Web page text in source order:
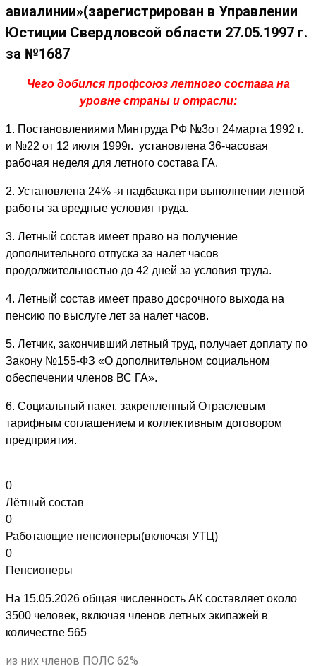
авиалинии»(зарегистрирован в Управлении
Юстиции Свердловсой области 27.05.1997 г.
за №1687
Чего добился профсоюз летного состава на
уровне страны и отрасли:
1. Постановлениями Минтруда РФ №3от 24марта 1992 г.
и №22 от 12 июля 1999г. установлена 36-часовая
рабочая неделя для летного состава ГА.
2. Установлена 24% -я надбавка при выполнении летной
работы за вредные условия труда.
3. Летный состав имеет право на получение
дополнительного отпуска за налет часов
продолжительностью до 42 дней за условия труда.
4. Летный состав имеет право досрочного выхода на
пенсию по выслуге лет за налет часов.
5. Летчик, закончивший летный труд, получает доплату по
Закону №155-ФЗ «О дополнительном социальном
обеспечении членов ВС ГА».
6. Социальный пакет, закрепленный Отраслевым
тарифным соглашением и коллективным договором
предприятия.
0
Лётный состав
0
Работающие пенсионеры(включая УТЦ)
0
Пенсионеры
На 15.05.2026 общая численность АК составляет около
3500 человек, включая членов летных экипажей в
количестве 565
из них членов ПОЛС 62%